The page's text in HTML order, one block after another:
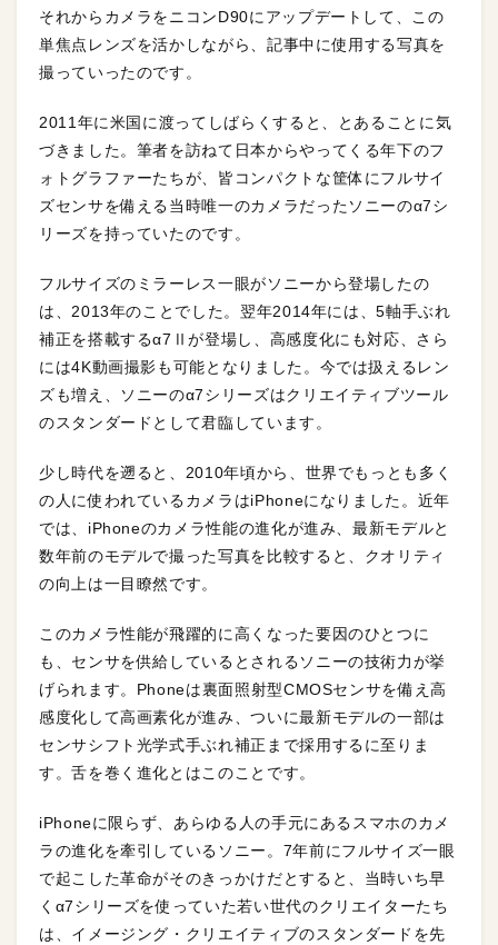
それからカメラをニコンD90にアップデートして、この
単焦点レンズを活かしながら、記事中に使用する写真を
撮っていったのです。
2011年に米国に渡ってしばらくすると、とあることに気
づきました。筆者を訪ねて日本からやってくる年下のフ
ォトグラファーたちが、皆コンパクトな筐体にフルサイ
ズセンサを備える当時唯一のカメラだったソニーのα7シ
リーズを持っていたのです。
フルサイズのミラーレス一眼がソニーから登場したの
は、2013年のことでした。翌年2014年には、5軸手ぶれ
補正を搭載するα7Ⅱが登場し、高感度化にも対応、さら
には4K動画撮影も可能となりました。今では扱えるレン
ズも増え、ソニーのα7シリーズはクリエイティブツール
のスタンダードとして君臨しています。
少し時代を遡ると、2010年頃から、世界でもっとも多く
の人に使われているカメラはiPhoneになりました。近年
では、iPhoneのカメラ性能の進化が進み、最新モデルと
数年前のモデルで撮った写真を比較すると、クオリティ
の向上は一目瞭然です。
このカメラ性能が飛躍的に高くなった要因のひとつに
も、センサを供給しているとされるソニーの技術力が挙
げられます。Phoneは裏面照射型CMOSセンサを備え高
感度化して高画素化が進み、ついに最新モデルの一部は
センサシフト光学式手ぶれ補正まで採用するに至りま
す。舌を巻く進化とはこのことです。
iPhoneに限らず、あらゆる人の手元にあるスマホのカメ
ラの進化を牽引しているソニー。7年前にフルサイズ一眼
で起こした革命がそのきっかけだとすると、当時いち早
くα7シリーズを使っていた若い世代のクリエイターたち
は、イメージング・クリエイティブのスタンダードを先